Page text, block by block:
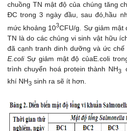
chuồng TN mật độ của chúng tăng
ĐC trong 3 ngày đầu, sau đó,hầu
mức khoảng 103CFU/g. Sự giảm mật
TN là do các chủng vi sinh vật hữu
đã cạnh tranh dinh dưỡng và ức
E.coliSự giảm mật độ củaE.coli
trình chuyển hoá protein thành NH3
khí NH3 sinh ra sẽ ít hơn.